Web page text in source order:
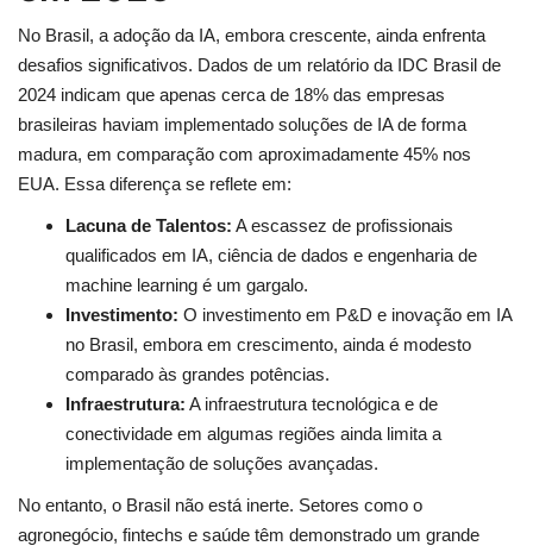
No Brasil, a adoção da IA, embora crescente, ainda enfrenta
desafios significativos. Dados de um relatório da IDC Brasil de
2024 indicam que apenas cerca de 18% das empresas
brasileiras haviam implementado soluções de IA de forma
madura, em comparação com aproximadamente 45% nos
EUA. Essa diferença se reflete em:
Lacuna de Talentos: A escassez de profissionais
qualificados em IA, ciência de dados e engenharia de
machine learning é um gargalo.
Investimento: O investimento em P&D e inovação em IA
no Brasil, embora em crescimento, ainda é modesto
comparado às grandes potências.
Infraestrutura: A infraestrutura tecnológica e de
conectividade em algumas regiões ainda limita a
implementação de soluções avançadas.
No entanto, o Brasil não está inerte. Setores como o
agronegócio, fintechs e saúde têm demonstrado um grande